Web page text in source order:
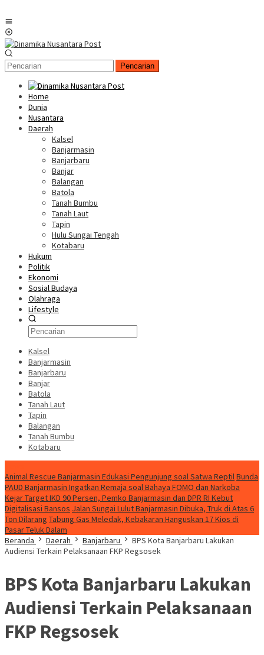
Pencarian
Home
Dunia
Nusantara
Daerah
Kalsel
Banjarmasin
Banjarbaru
Banjar
Balangan
Batola
Tanah Bumbu
Tanah Laut
Tapin
Hulu Sungai Tengah
Kotabaru
Hukum
Politik
Ekonomi
Sosial Budaya
Olahraga
Lifestyle
Kalsel
Banjarmasin
Banjarbaru
Banjar
Batola
Tanah Laut
Tapin
Balangan
Tanah Bumbu
Kotabaru
Animal Rescue Banjarmasin Edukasi Pengunjung soal Satwa ReptilBunda
PAUD Banjarmasin Ingatkan Remaja soal Bahaya FOMO dan Narkoba
Kejar Target IKD 90 Persen, Pemko Banjarmasin dan DPR RI Kebut
Digitalisasi Bansos Jalan Sungai Lulut Banjarmasin Dibuka, Truk di Atas 6
Ton Dilarang Tabung Gas Meledak, Kebakaran Hanguskan 17 Kios di
Pasar Teluk Dalam
Beranda
Daerah Banjarbaru
BPS Kota Banjarbaru Lakukan
Audiensi Terkain Pelaksanaan FKP Regsosek
BPS Kota Banjarbaru Lakukan
Audiensi Terkain Pelaksanaan
FKP Regsosek